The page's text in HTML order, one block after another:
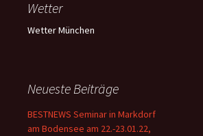
Wetter
Wetter München
Neueste Beiträge
BESTNEWS Seminar in Markdorf
am Bodensee am 22.-23.01.22,